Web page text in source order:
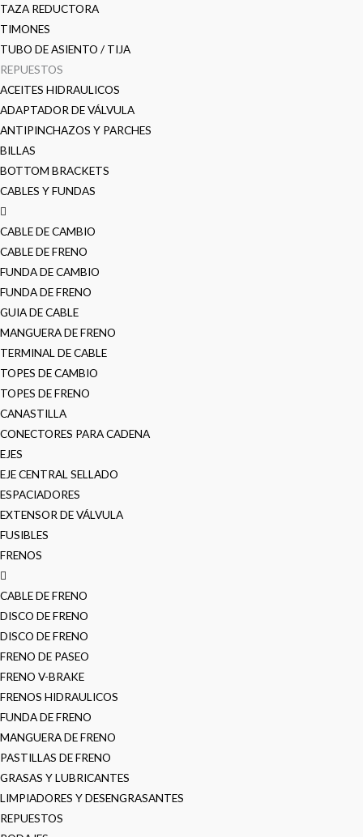
TAZA REDUCTORA
TIMONES
TUBO DE ASIENTO / TIJA
REPUESTOS
ACEITES HIDRAULICOS
ADAPTADOR DE VÁLVULA
ANTIPINCHAZOS Y PARCHES
BILLAS
BOTTOM BRACKETS
CABLES Y FUNDAS
CABLE DE CAMBIO
CABLE DE FRENO
FUNDA DE CAMBIO
FUNDA DE FRENO
GUIA DE CABLE
MANGUERA DE FRENO
TERMINAL DE CABLE
TOPES DE CAMBIO
TOPES DE FRENO
CANASTILLA
CONECTORES PARA CADENA
EJES
EJE CENTRAL SELLADO
ESPACIADORES
EXTENSOR DE VÁLVULA
FUSIBLES
FRENOS
CABLE DE FRENO
DISCO DE FRENO
DISCO DE FRENO
FRENO DE PASEO
FRENO V-BRAKE
FRENOS HIDRAULICOS
FUNDA DE FRENO
MANGUERA DE FRENO
PASTILLAS DE FRENO
GRASAS Y LUBRICANTES
LIMPIADORES Y DESENGRASANTES
REPUESTOS